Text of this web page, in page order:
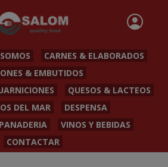
CARNES & ELABORADOS
& EMBUTIDOS
QUESOS & LACTEOS
DEL MAR
DESPENSA
VINOS Y BEBIDAS
CONTACTAR